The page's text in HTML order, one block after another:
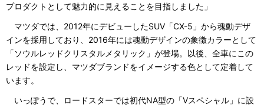
プロダクトとして魅力的に見えることを目指しました」
マツダでは、2012年にデビューしたSUV「CX-5」から魂動デザ
インを採用しており、2016年には魂動デザインの象徴カラーとして
「ソウルレッドクリスタルメタリック」が登場。以後、全車にこの
レッドを設定し、マツダブランドをイメージする色として定着して
います。
いっぽうで、ロードスターでは初代NA型の「Vスペシャル」に設